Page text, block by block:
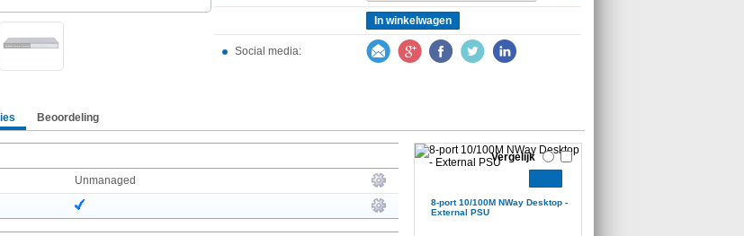
In winkelwagen
Social media:
Beoordeling
Unmanaged
8-port 10/100M NWay Desktop -
External PSU
Vergelijk